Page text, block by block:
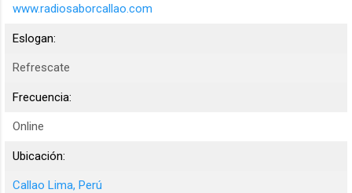
www.radiosaborcallao.com
Eslogan:
Refrescate
Frecuencia:
Online
Ubicación:
Callao Lima, Perú